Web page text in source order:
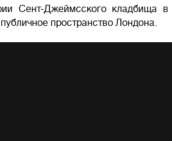
Сент-Джеймсского кладбища
пространство Лондона.